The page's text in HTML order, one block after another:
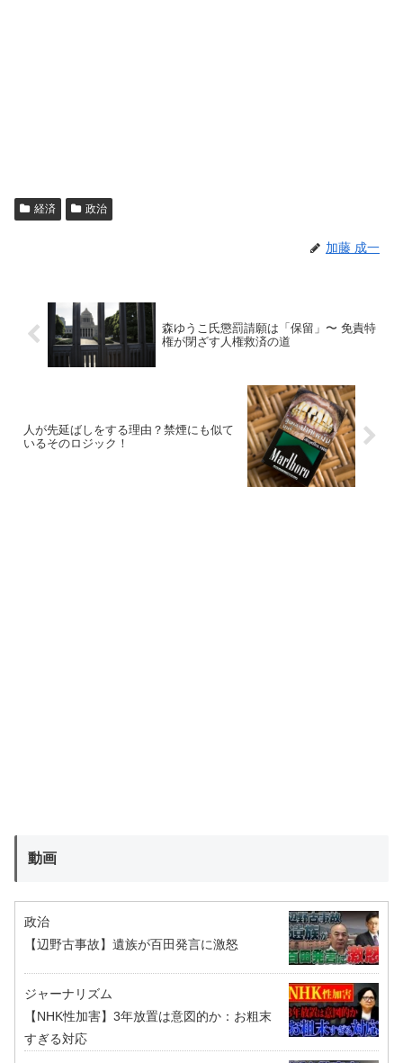
経済 政治
加藤 成一
森ゆうこ氏懲罰請願は「保留」〜 免責特
権が閉ざす人権救済の道
人が先延ばしをする理由？禁煙にも似て
いるそのロジック！
動画
政治
【辺野古事故】遺族が百田発言に激怒
ジャーナリズム
【NHK性加害】3年放置は意図的か：お粗末
すぎる対応